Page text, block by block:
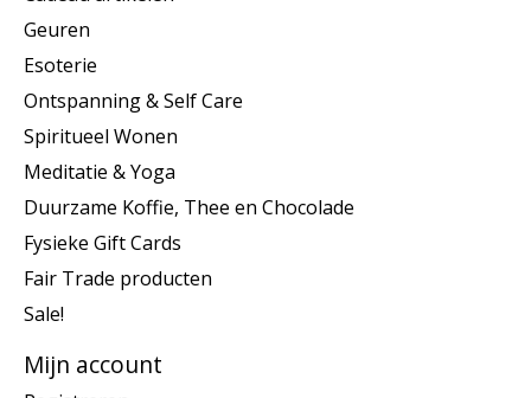
Geuren
Esoterie
Ontspanning & Self Care
Spiritueel Wonen
Meditatie & Yoga
Duurzame Koffie, Thee en Chocolade
Fysieke Gift Cards
Fair Trade producten
Sale!
Mijn account